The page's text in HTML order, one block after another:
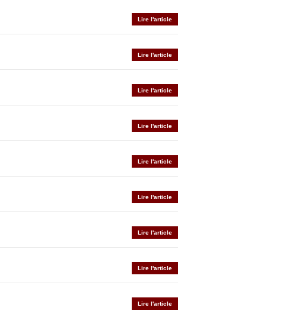
Lire l'article
Lire l'article
Lire l'article
Lire l'article
Lire l'article
Lire l'article
Lire l'article
Lire l'article
Lire l'article